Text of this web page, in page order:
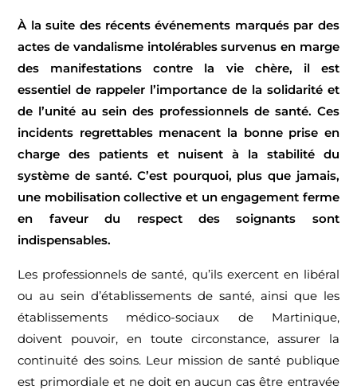
À la suite des récents événements marqués par des
actes de vandalisme intolérables survenus en marge
des manifestations contre la vie chère, il est
essentiel de rappeler l’importance de la solidarité et
de l’unité au sein des professionnels de santé. Ces
incidents regrettables menacent la bonne prise en
charge des patients et nuisent à la stabilité du
système de santé. C’est pourquoi, plus que jamais,
une mobilisation collective et un engagement ferme
en faveur du respect des soignants sont
indispensables.
Les professionnels de santé, qu’ils exercent en libéral
ou au sein d’établissements de santé, ainsi que les
établissements médico-sociaux de Martinique,
doivent pouvoir, en toute circonstance, assurer la
continuité des soins. Leur mission de santé publique
est primordiale et ne doit en aucun cas être entravée